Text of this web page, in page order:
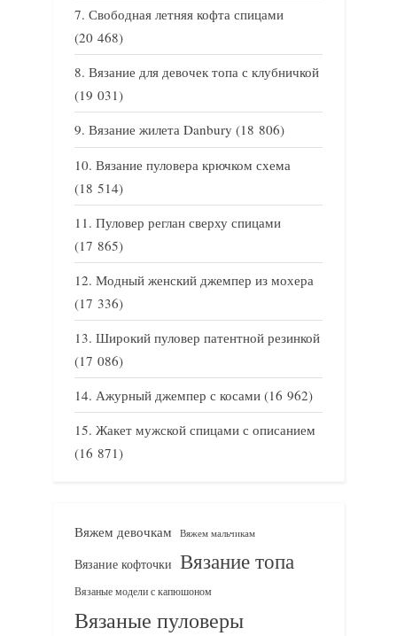
Свободная летняя кофта спицами
(20 468)
Вязание для девочек топа с клубничкой
(19 031)
Вязание жилета Danbury (18 806)
Вязание пуловера крючком схема
(18 514)
Пуловер реглан сверху спицами
(17 865)
Модный женский джемпер из мохера
(17 336)
Широкий пуловер патентной резинкой
(17 086)
Ажурный джемпер с косами (16 962)
Жакет мужской спицами с описанием
(16 871)
Вяжем девочкам Вяжем мальчикам
Вязание кофточки Вязание топа
Вязаные модели с капюшоном
Вязаные пуловеры